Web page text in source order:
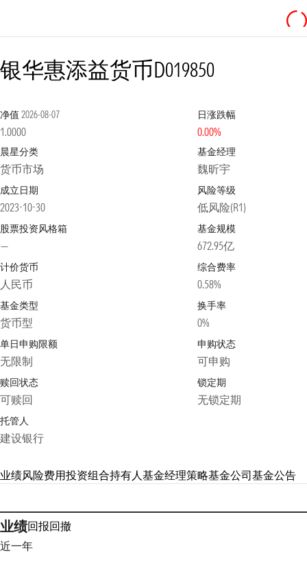
银华惠添益货币D019850
净值 2026-08-07
1.0000
日涨跌幅
0.00%
晨星分类
货币市场
基金经理
魏昕宇
成立日期
2023-10-30
风险等级
低风险(R1)
股票投资风格箱
—
基金规模
672.95亿
计价货币
人民币
综合费率
0.58%
基金类型
货币型
换手率
0%
单日申购限额
无限制
申购状态
可申购
赎回状态
可赎回
锁定期
无锁定期
托管人
建设银行
业绩风险费用投资组合持有人基金经理策略基金公司基金公告
业绩回报回撤
近一年